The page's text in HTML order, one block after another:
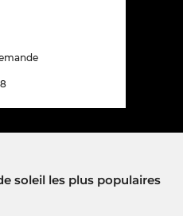
soleil les plus populaires